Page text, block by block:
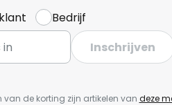
Bedrijf
Inschrijven
de korting zijn artikelen van deze